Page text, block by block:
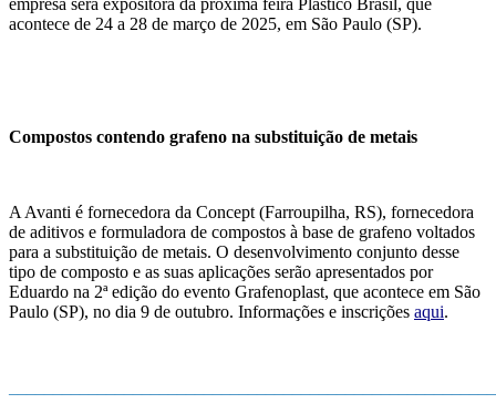
empresa será expositora da próxima feira Plástico Brasil, que
acontece de 24 a 28 de março de 2025, em São Paulo (SP).
Compostos contendo grafeno na substituição de metais
A Avanti é fornecedora da Concept (Farroupilha, RS), fornecedora
de aditivos e formuladora de compostos à base de grafeno voltados
para a substituição de metais. O desenvolvimento conjunto desse
tipo de composto e as suas aplicações serão apresentados por
Eduardo na 2ª edição do evento Grafenoplast, que acontece em São
Paulo (SP), no dia 9 de outubro. Informações e inscrições aqui.